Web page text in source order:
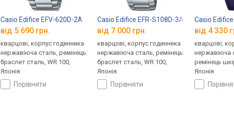
Casio Edifice EFV-620D-2A
від 5 690 грн.
кварцові, корпус годинника
нержавіюча сталь, ремінець:
браслет сталь, WR 100,
Японія
порівняти
Casio Edifice EFR-S108D-3A
від 7 000 грн.
кварцові, корпус годинника
нержавіюча сталь, ремінець:
браслет сталь, WR 100,
Японія
порівняти
Casio
від 4 330
кварцові,
нержавіюча
ремінець
Японія